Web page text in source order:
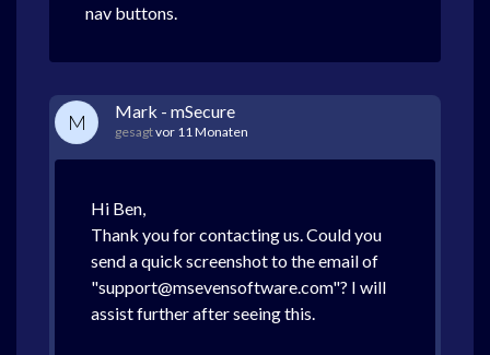
nav buttons.
M Mark - mSecure
gesagtvor 11 Monaten
Hi Ben,
Thank you for contacting us. Could you
send a quick screenshot to the email of
"support@msevensoftware.com"? I will
assist further after seeing this.